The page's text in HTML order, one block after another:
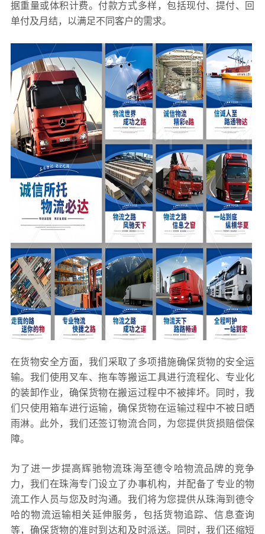
据重量或体积计费。付款方式多样，包括现付、提付、回
单付及月结，以满足不同客户的需求。
在货物安全方面，我们采取了多项措施确保货物的安全运
输。我们使用叉车、拖车等搬运工具进行流程化、专业化
的装卸作业，确保货物在搬运过程中不被摔坏。同时，我
们只使用箱车进行运输，确保货物在运输过程中不被日晒
雨淋。此外，我们还签订物流合同，为您提供货损赔偿保
障。
为了进一步提高辉驰物流珠海至德令哈物流品牌的竞争
力，我们在珠海专门设立了办事机构，并配备了专业的物
流工作人员与您及时沟通。我们将为您提供从珠海到德令
哈的物流运输相关延伸服务，包括货物追踪、信息查询
等，确保货物的准时到达和及时派送。同时，我们还缩短